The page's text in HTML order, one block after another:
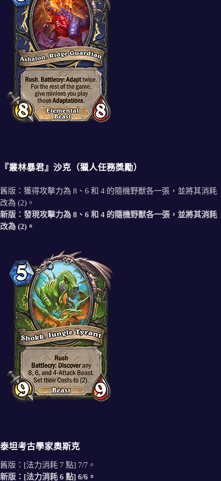
『叢林暴君』沙克（獵人任務獎勵）
舊版：獲得攻擊力為 8、6 和 4 的隨機野獸各一張，並將其消耗
改為 (2)。
新版：發現攻擊力為 8、6 和 4 的隨機野獸各一張，並將其消耗
改為 (2)。
泰坦考古學家奧斯克
舊版：[法力消耗 7 點] 7/7。
新版：[法力消耗 6 點] 6/6。